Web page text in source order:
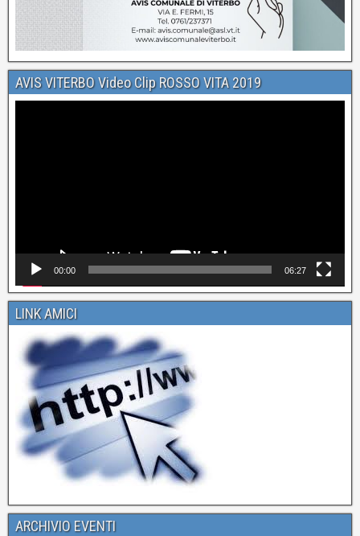
AVIS VITERBO Video Clip ROSSO VITA 2019
00:00 06:27
LINK AMICI
ARCHIVIO EVENTI